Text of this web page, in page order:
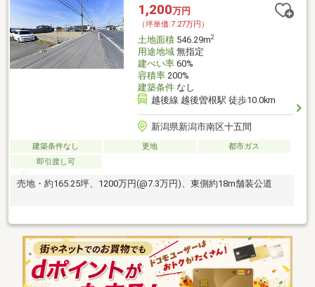
1,200万円
（坪単価:7.27万円）
土地面積546.29m2
用途地域無指定
建ぺい率60%
容積率200%
建築条件なし
越後線 越後曽根駅 徒歩10.0km
新潟県新潟市南区十五間
建築条件なし 更地
都市ガス
即引渡し可
売地・約165.25坪、1200万円(@7.3万円)、東側約18m舗装公道